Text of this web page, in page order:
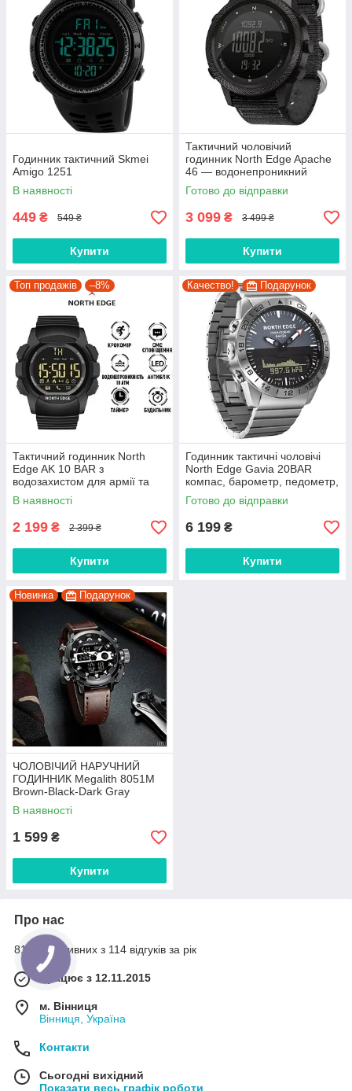
Годинник тактичний Skmei
Amigo 1251
В наявності
449 ₴ 549 ₴
Купити
Тактичний чоловічий
годинник North Edge Apache
46 — водонепроникний
годинник з компасом (5 BAR)
Готово до відправки
3 099 ₴ 3 499 ₴
Купити
Топ продажів –8%
Тактичний годинник North
Edge AK 10 BAR з
водозахистом для армії та
спорту
В наявності
2 199 ₴ 2 399 ₴
Купити
Качество! Подарунок
Годинник тактичні чоловічі
North Edge Gavia 20BAR
компас, барометр, педометр,
режим дайвінгу
Готово до відправки
6 199 ₴
Купити
Новинка Подарунок
ЧОЛОВІЧИЙ НАРУЧНИЙ
ГОДИННИК Megalith 8051M
Brown-Black-Dark Gray
В наявності
1 599 ₴
Купити
Про нас
81% позитивних з 114 відгуків за рік
Працює з 12.11.2015
м. Вінниця
Вінниця, Україна
Контакти
Сьогодні вихідний
Показати весь графік роботи